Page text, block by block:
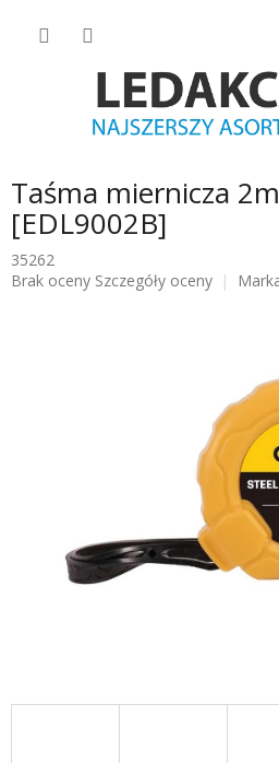
Taśma miernicza
[EDL9002B]
35262
Średnia
Brak oceny Szczegóły oceny